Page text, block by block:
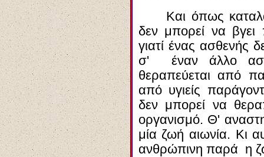
Και όπως
δεν μπορεί να βγει
γιατί ένας ασθενής
σ' έναν άλλο
θεραπεύεται από
από υγιείς
δεν μπορεί να
οργανισμό. Θ'
μία ζωή αιωνία. Κι
ανθρώπινη παρά η